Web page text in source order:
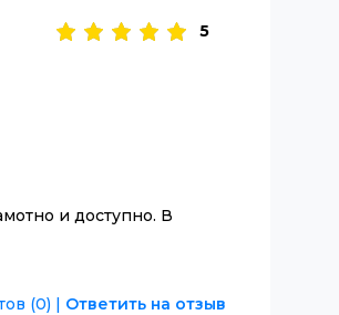
5
и доступно. В
(0) | Ответить на отзыв